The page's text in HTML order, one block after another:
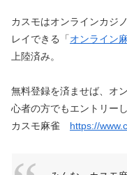
カスモはオンラインカジ
レイできる「オンライン
上陸済み。
無料登録を済ませば、オ
心者の方でもエントリー
カスモ麻雀 https://